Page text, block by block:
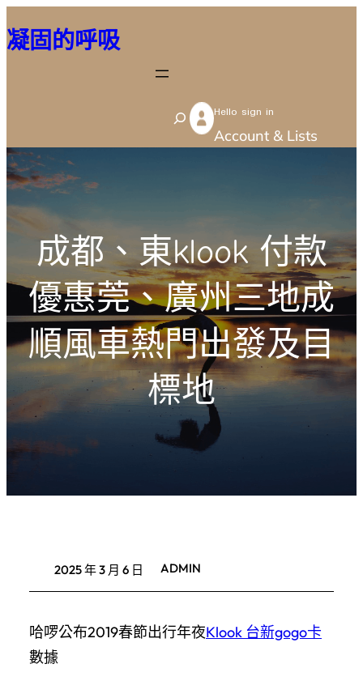
至
容
凝固的呼吸
S
e
h
Hello sign in
Account & Lists
成都、東klook 付款
優惠莞、廣州三地成
順風車熱門出發及目
標地
2025 年 3 月 6 日 ADMIN
哈啰公布2019春節出行年夜Klook 台新gogo卡
數據